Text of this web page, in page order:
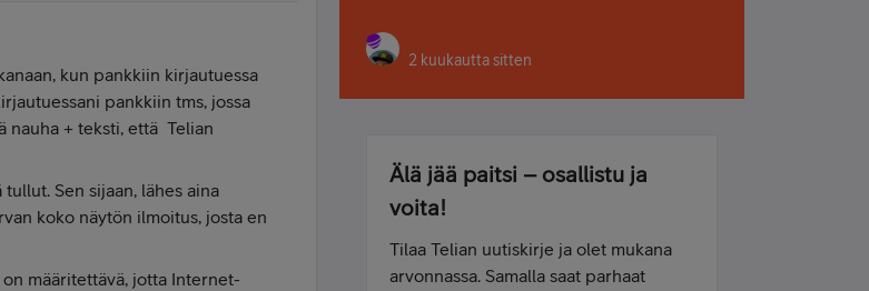
kun pankkiin kirjautuessa
pankkiin tms, jossa
nauha + teksti, että Telian
Sen sijaan, lähes aina
koko näytön ilmoitus, josta en
määritettävä, jotta Internet-
2 kuukautta sitten
Älä jää paitsi – osallistu ja
voita!
Tilaa Telian uutiskirje ja olet mukana
arvonnassa. Samalla saat parhaat